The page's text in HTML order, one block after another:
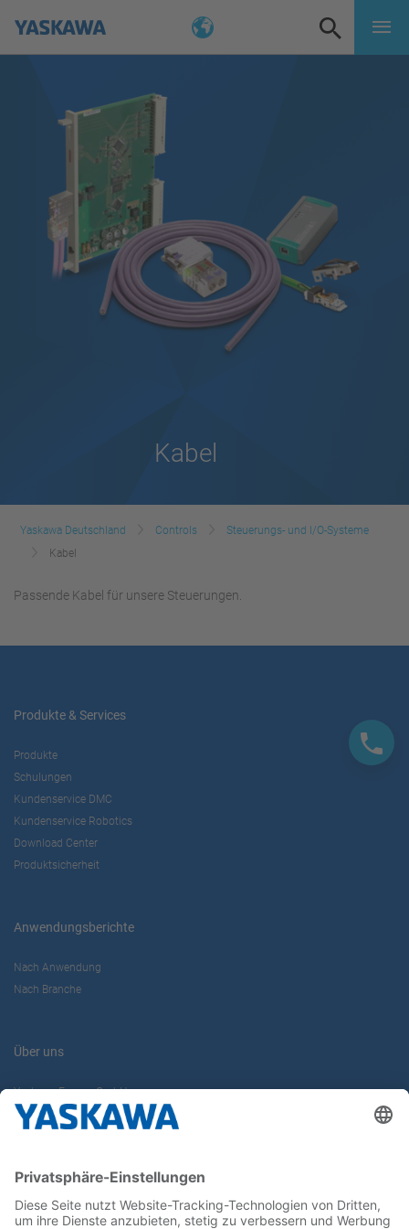
Kabel
Yaskawa Deutschland Controls
Steuerungs- und I/O-Systeme
Kabel
Passende Kabel für unsere Steuerungen.
Produkte & Services
Produkte
Schulungen
Kundenservice DMC
Kundenservice Robotics
Download Center
Produktsicherheit
Anwendungsberichte
Nach Anwendung
Nach Branche
Über uns
Yaskawa Europe GmbH
Karriere
Newsletter